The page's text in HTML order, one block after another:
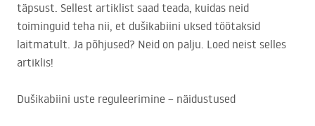
täpsust. Sellest artiklist saad teada, kuidas neid
toiminguid teha nii, et dušikabiini uksed töötaksid
laitmatult. Ja põhjused? Neid on palju. Loed neist selles
artiklis!
Dušikabiini uste reguleerimine – näidustused